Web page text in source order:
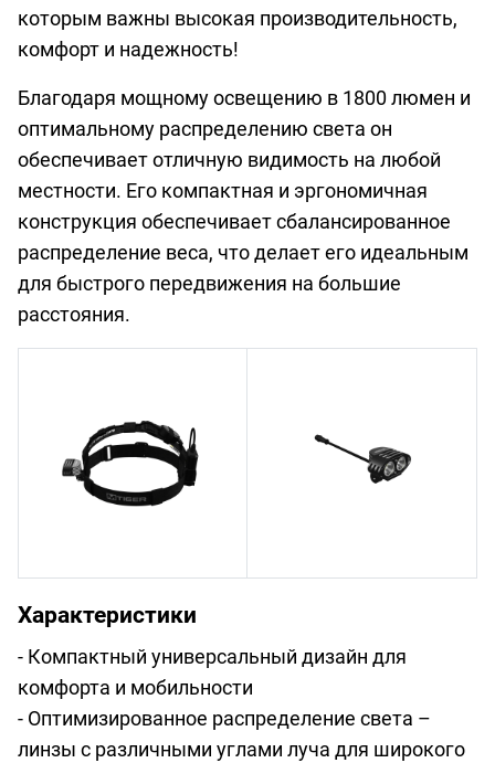
которым важны высокая производительность,
комфорт и надежность!
Благодаря мощному освещению в 1800 люмен и
оптимальному распределению света он
обеспечивает отличную видимость на любой
местности. Его компактная и эргономичная
конструкция обеспечивает сбалансированное
распределение веса, что делает его идеальным
для быстрого передвижения на большие
расстояния.
Характеристики
- Компактный универсальный дизайн для
комфорта и мобильности
- Оптимизированное распределение света –
линзы с различными углами луча для широкого